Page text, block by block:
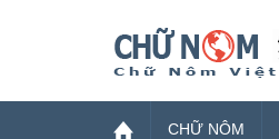
CHỮ NÔM